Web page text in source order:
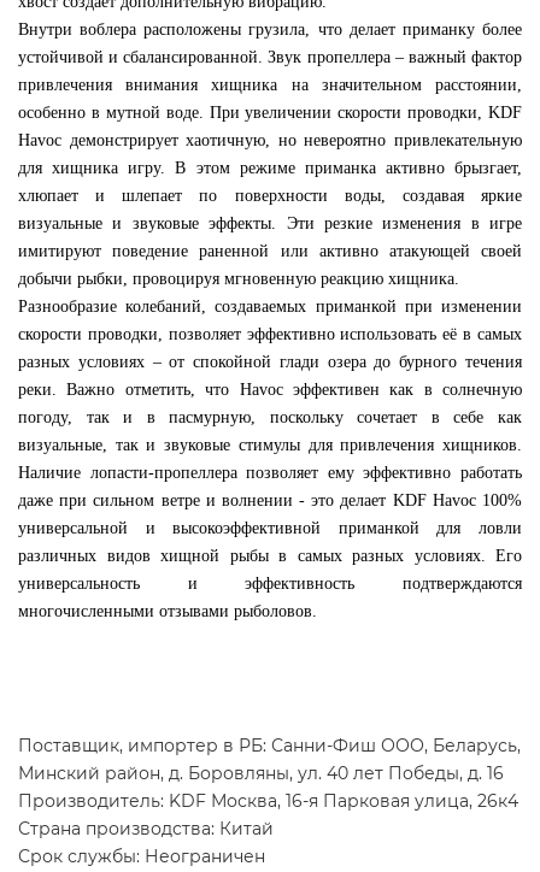
Внутри воблера расположены грузила, что делает приманку более
устойчивой и сбалансированной. Звук пропеллера – важный фактор
привлечения внимания хищника на значительном расстоянии,
особенно в мутной воде. При увеличении скорости проводки, KDF
Havoc демонстрирует хаотичную, но невероятно привлекательную
для хищника игру. В этом режиме приманка активно брызгает,
хлюпает и шлепает по поверхности воды, создавая яркие
визуальные и звуковые эффекты. Эти резкие изменения в игре
имитируют поведение раненной или активно атакующей своей
добычи рыбки, провоцируя мгновенную реакцию хищника.
Разнообразие колебаний, создаваемых приманкой при изменении
скорости проводки, позволяет эффективно использовать её в самых
разных условиях – от спокойной глади озера до бурного течения
реки. Важно отметить, что Havoc эффективен как в солнечную
погоду, так и в пасмурную, поскольку сочетает в себе как
визуальные, так и звуковые стимулы для привлечения хищников.
Наличие лопасти-пропеллера позволяет ему эффективно работать
даже при сильном ветре и волнении - это делает KDF Havoc 100%
универсальной и высокоэффективной приманкой для ловли
различных видов хищной рыбы в самых разных условиях. Его
универсальность и эффективность подтверждаются
многочисленными отзывами рыболовов.
Поставщик, импортер в РБ: Санни-Фиш ООО, Беларусь,
Минский район, д. Боровляны, ул. 40 лет Победы, д. 16
Производитель: KDF Москва, 16-я Парковая улица, 26к4
Страна производства: Китай
Срок службы: Неограничен